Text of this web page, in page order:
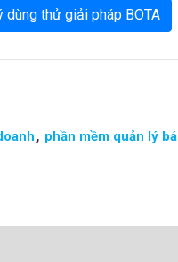
dùng thử giải pháp BOTA
, phần mềm quản lý